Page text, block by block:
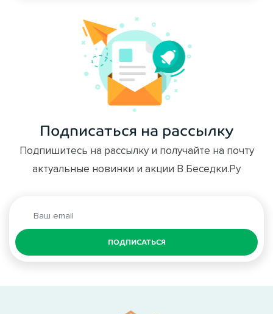
Подписаться на рассылку
Подпишитесь на рассылку и получайте на почту
актуальные новинки и акции В Беседки.Ру
ПОДПИСАТЬСЯ